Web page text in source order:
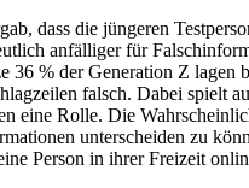
dass die jüngeren
anfälliger für
36 % der Generation Z lagen
falsch. Dabei spielt
eine Rolle. Die
unterscheiden zu
Person in ihrer Freizeit